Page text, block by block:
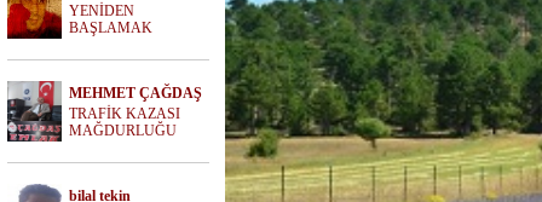
YENİDEN
BAŞLAMAK
MEHMET ÇAĞDAŞ
TRAFİK KAZASI
MAĞDURLUĞU
bilal tekin